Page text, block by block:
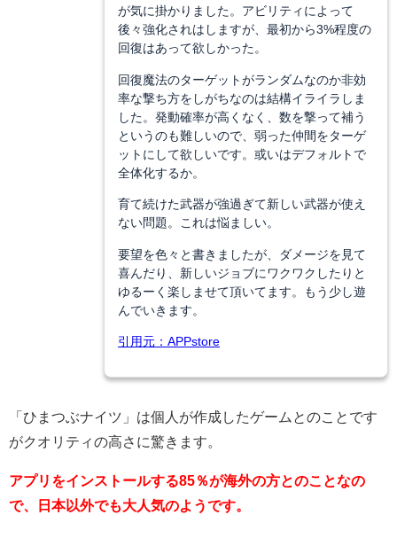
が気に掛かりました。アビリティによって
後々強化されはしますが、最初から3%程度の
回復はあって欲しかった。
回復魔法のターゲットがランダムなのか非効
率な撃ち方をしがちなのは結構イライラしま
した。発動確率が高くなく、数を撃って補う
というのも難しいので、弱った仲間をターゲ
ットにして欲しいです。或いはデフォルトで
全体化するか。
育て続けた武器が強過ぎて新しい武器が使え
ない問題。これは悩ましい。
要望を色々と書きましたが、ダメージを見て
喜んだり、新しいジョブにワクワクしたりと
ゆるーく楽しませて頂いてます。もう少し遊
んでいきます。
引用元：APPstore
「ひまつぶナイツ」は個人が作成したゲームとのことです
がクオリティの高さに驚きます。
アプリをインストールする85％が海外の方とのことなの
で、日本以外でも大人気のようです。